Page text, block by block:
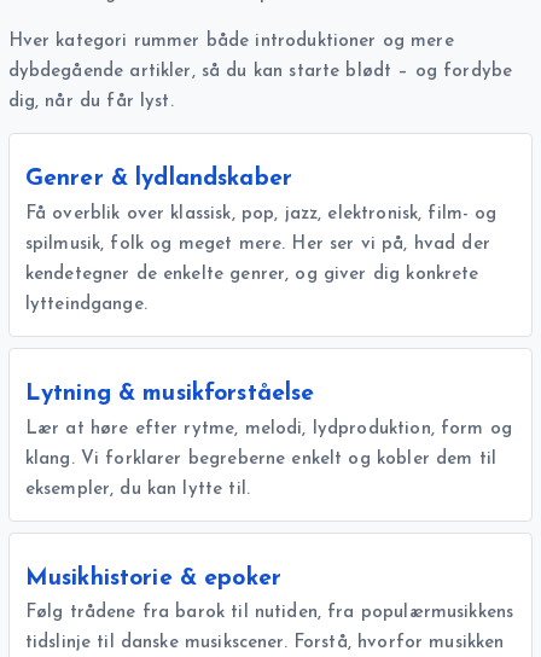
Hver kategori rummer både introduktioner og mere
dybdegående artikler, så du kan starte blødt – og fordybe
dig, når du får lyst.
Genrer & lydlandskaber
Få overblik over klassisk, pop, jazz, elektronisk, film- og
spilmusik, folk og meget mere. Her ser vi på, hvad der
kendetegner de enkelte genrer, og giver dig konkrete
lytteindgange.
Lytning & musikforståelse
Lær at høre efter rytme, melodi, lydproduktion, form og
klang. Vi forklarer begreberne enkelt og kobler dem til
eksempler, du kan lytte til.
Musikhistorie & epoker
Følg trådene fra barok til nutiden, fra populærmusikkens
tidslinje til danske musikscener. Forstå, hvorfor musikken